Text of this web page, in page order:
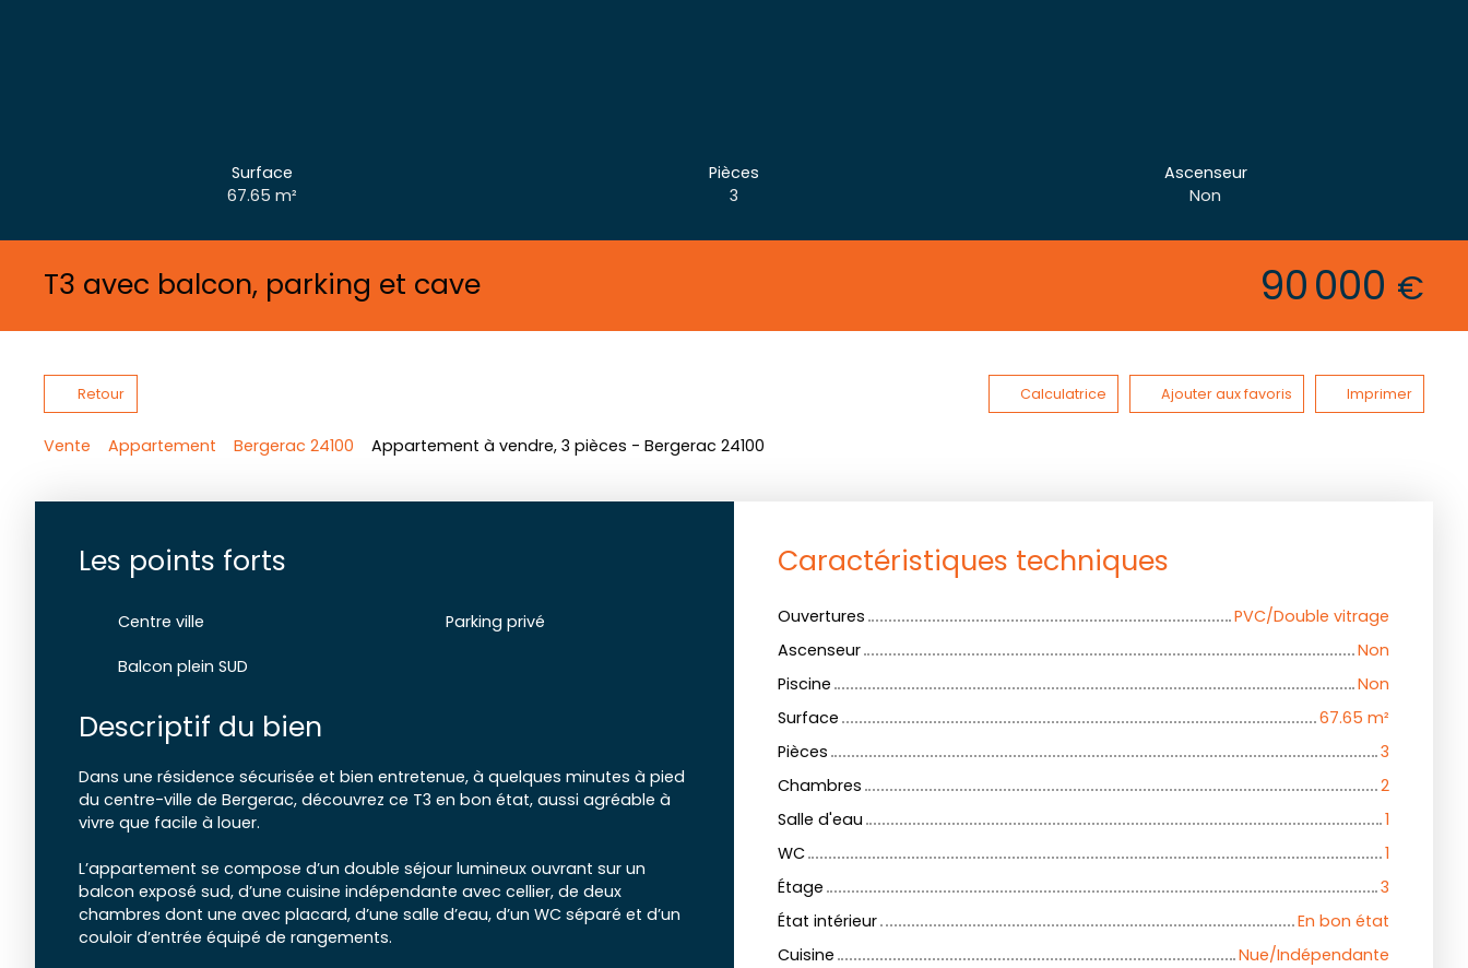
Surface
67.65m²
Pièces
3
Ascenseur
Non
T3 avec balcon, parking et cave 90 000 €
Retour Calculatrice Ajouter aux favoris Imprimer
Vente Appartement Bergerac 24100 Appartement à vendre, 3 pièces - Bergerac 24100
Les points forts
Centre ville Parking privé
Balcon plein SUD
Descriptif du bien
Dans une résidence sécurisée et bien entretenue, à quelques minutes à pied
du centre-ville de Bergerac, découvrez ce T3 en bon état, aussi agréable à
vivre que facile à louer.
L’appartement se compose d’un double séjour lumineux ouvrant sur un
balcon exposé sud, d’une cuisine indépendante avec cellier, de deux
chambres dont une avec placard, d’une salle d’eau, d’un WC séparé et d’un
couloir d’entrée équipé de rangements.
Caractéristiques techniques
Ouvertures
PVC/Double vitrage
Ascenseur
Non
Piscine
Non
Surface
67.65 m²
Pièces
3
Chambres
2
Salle d'eau
1
WC
1
Étage
3
État intérieur
En bon état
Cuisine
Nue/Indépendante